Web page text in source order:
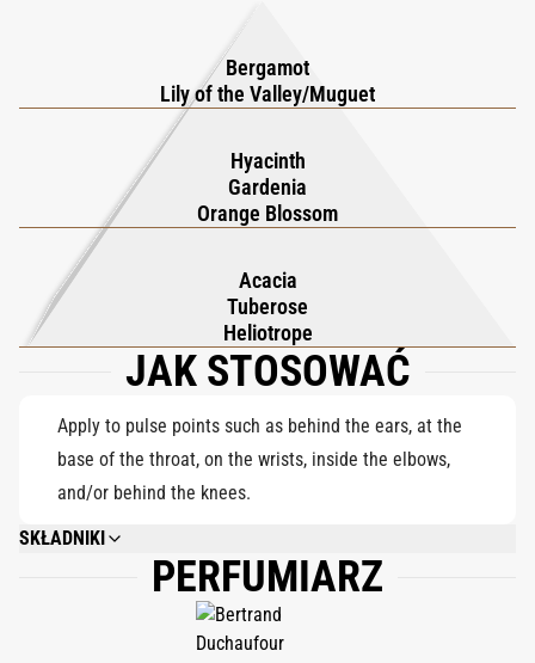
za powrotem do stanu harmonii i błogości. Początek otwiera się
delikatną świeżością konwalii rozjaśnioną musującą
bergamotką, niczym poranna rosa lśniąca na młodych pędach.
W sercu bogaty bukiet kwiatu pomarańczy, kremowej gardenii i
chłodnego hiacyntu tworzy wilgotną, tropikalną kwiatową aurę –
bogatą, a jednocześnie przestronną. Baza mięknie w
aksamitnym uścisku heliotropu, narkotycznej tuberozy i
miodowej porzeczki, dodając pudrowe, lekko migdałowe ciepło,
które utrzymuje się na skórze. Rezultat jest spokojny, otulający i
cicho zmysłowy, jak skóra perfumowana kwiatami i deszczem.
Bergamot
Lily of the Valley/Muguet
Hyacinth
Gardenia
Orange Blossom
Acacia
Tuberose
Heliotrope
JAK STOSOWAĆ
Apply to pulse points such as behind the ears, at the
base of the throat, on the wrists, inside the elbows,
and/or behind the knees.
SKŁADNIKI
ALCOHOL DENAT., PARFUM (FRAGRANCE), AQUA (WATER), LINALOOL,
LIMONENE, ETHYLHEXYL METHOXYCINNAMATE, HYDROXYCITRONELLAL,
BUTYL METHOXYDIBENZOYLMETHANE, ETHYLHEXYL SALICYLATE,
CITRAL, BENZYL ALCOHOL, CI 42090.
PERFUMIARZ